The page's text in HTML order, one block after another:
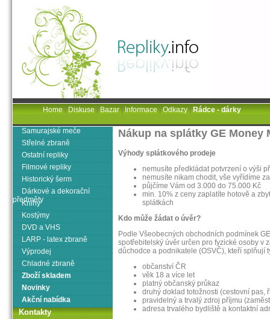
Nákup na splátky GE Money
Výhody splátkového prodeje
nemusíte předkládat potvrzení o výši
nemusíte nikam chodit, vše vyřídíme
půjčíme Vám od 3.000 do 75.000 Kč
min. 10% z ceny zaplatíte hotově a
splátkách
Kdo může žádat o úvěr?
Podle Všeobecných obchodních podmínek
spotřebitelský úvěr určen pro fyzické osoby v
důchodce a podnikatele (OSVČ), kteří splňují
občanství ČR
věk 18 a více let
platný občanský průkaz
druhý doklad totožnosti (cestovní pas,
pravidelný a trvalý zdroj příjmu
adresa trvalého bydliště a kontaktní
Samurajské meče
Střelné zbraně
Ostatní repliky
Filmové repliky
Historický šerm
Dárkové a dekorační
předměty
Knihy
Kostýmy
DVD a VHS
LARP - latex zbraně
Výprodej
Chladné zbraně
Zboží skladem
Novinky
Akční nabídka
Kontakty
Home|Diskuse|Bazar|Informace|Odkazy|Rádce - dárky